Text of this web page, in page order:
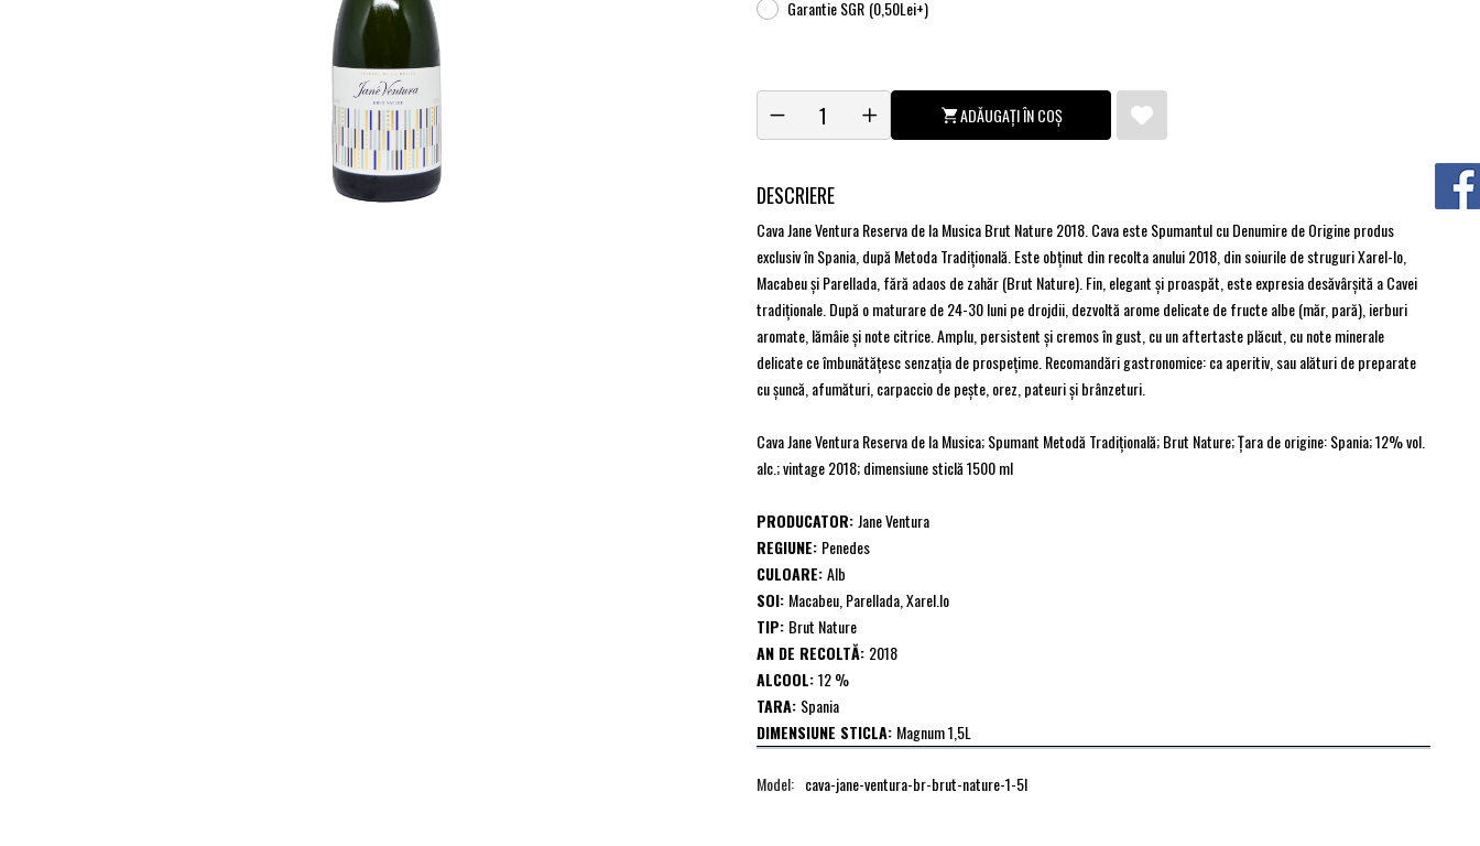
Garantie SGR (0,50Lei+)
ADĂUGAȚI ÎN COȘ
DESCRIERE
Cava Jane Ventura Reserva de la Musica Brut Nature 2018. Cava este Spumantul cu Denumire de Origine produs
exclusiv în Spania, după Metoda Tradițională. Este obținut din recolta anului 2018, din soiurile de struguri Xarel-lo,
Macabeu și Parellada, fără adaos de zahăr (Brut Nature). Fin, elegant și proaspăt, este expresia desăvârșită a Cavei
tradiționale. După o maturare de 24-30 luni pe drojdii, dezvoltă arome delicate de fructe albe (măr, pară), ierburi
aromate, lămâie și note citrice. Amplu, persistent și cremos în gust, cu un aftertaste plăcut, cu note minerale
delicate ce îmbunătățesc senzația de prospețime. Recomandări gastronomice: ca aperitiv, sau alături de preparate
cu șuncă, afumături, carpaccio de pește, orez, pateuri și brânzeturi.
Cava Jane Ventura Reserva de la Musica; Spumant Metodă Tradițională; Brut Nature; Țara de origine: Spania; 12% vol.
alc.; vintage 2018; dimensiune sticlă 1500 ml
PRODUCATOR: Jane Ventura
REGIUNE: Penedes
CULOARE:Alb
SOI: Macabeu, Parellada, Xarel.lo
TIP: Brut Nature
AN DE RECOLTĂ: 2018
ALCOOL:12 %
TARA: Spania
DIMENSIUNE STICLA: Magnum 1,5L
Model: cava-jane-ventura-br-brut-nature-1-5l